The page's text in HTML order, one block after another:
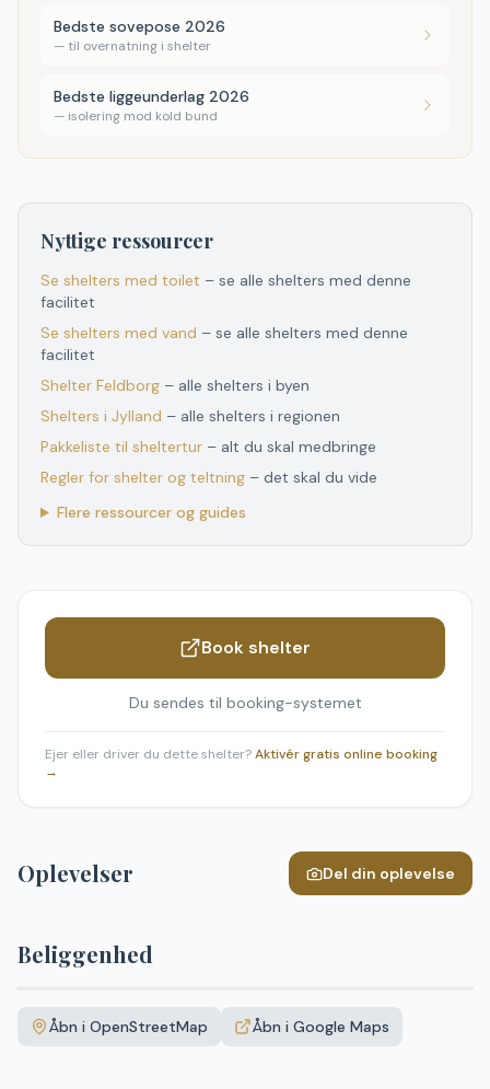
Bedste sovepose 2026
— til overnatning i shelter
Bedste liggeunderlag 2026
— isolering mod kold bund
Nyttige ressourcer
Se shelters med toilet – se alle shelters med denne
facilitet
Se shelters med vand – se alle shelters med denne
facilitet
Shelter Feldborg – alle shelters i byen
Shelters i Jylland – alle shelters i regionen
Pakkeliste til sheltertur – alt du skal medbringe
Regler for shelter og teltning – det skal du vide
Flere ressourcer og guides
Book shelter
Du sendes til booking-systemet
Ejer eller driver du dette shelter?Aktivér gratis online booking
→
Oplevelser Del din oplevelse
Beliggenhed
+Åbn i OpenStreetMap Åbn i Google Maps